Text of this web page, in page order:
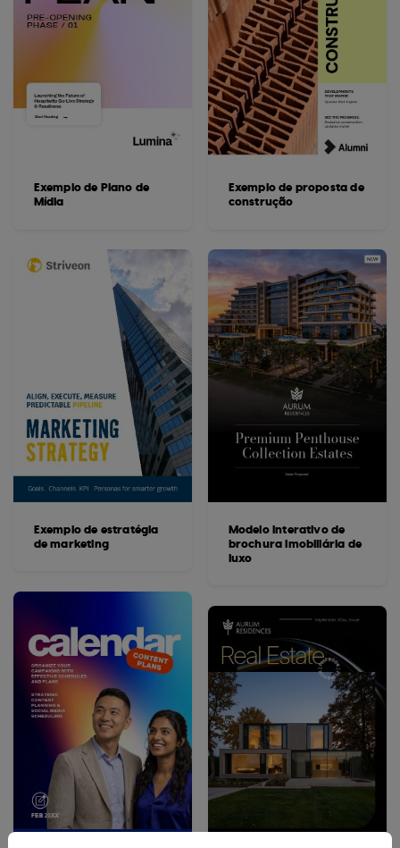
Exemplo de Plano de
Mídia
Exemplo de estratégia
de marketing
Exemplo de proposta de
construção
Modelo interativo de
brochura imobiliária de
luxo